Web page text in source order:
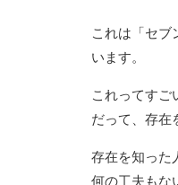
これは「セブ
います。
これってすご
だって、存在
存在を知った
何の工夫もな